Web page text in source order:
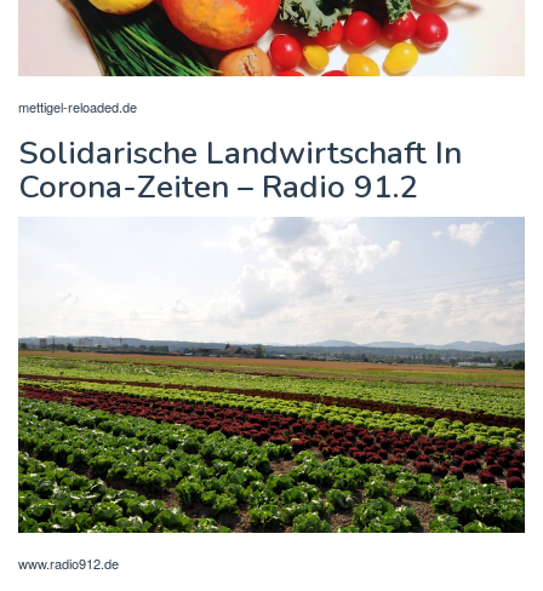
mettigel-reloaded.de
Solidarische Landwirtschaft In
Corona-Zeiten – Radio 91.2
www.radio912.de